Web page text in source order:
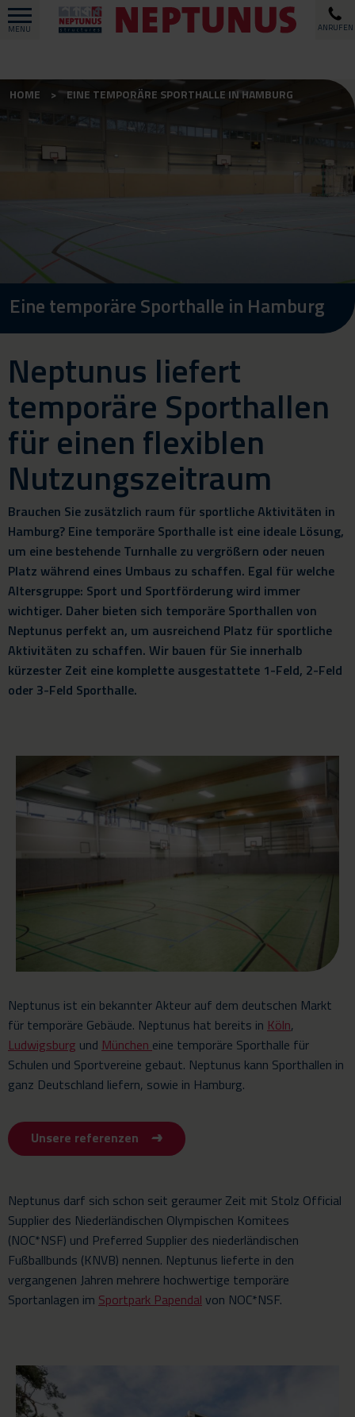
MENU ANRUFEN
HOME EINE TEMPORÄRE SPORTHALLE IN HAMBURG
Eine temporäre Sporthalle in Hamburg
Neptunus liefert
temporäre Sporthallen
für einen flexiblen
Nutzungszeitraum
Brauchen Sie zusätzlich raum für sportliche Aktivitäten in
Hamburg? Eine temporäre Sporthalle ist eine ideale Lösung,
um eine bestehende Turnhalle zu vergrößern oder neuen
Platz während eines Umbaus zu schaffen. Egal für welche
Altersgruppe: Sport und Sportförderung wird immer
wichtiger. Daher bieten sich temporäre Sporthallen von
Neptunus perfekt an, um ausreichend Platz für sportliche
Aktivitäten zu schaffen. Wir bauen für Sie innerhalb
kürzester Zeit eine komplette ausgestattete 1-Feld, 2-Feld
oder 3-Feld Sporthalle.
Neptunus ist ein bekannter Akteur auf dem deutschen Markt
für temporäre Gebäude. Neptunus hat bereits in Köln,
Ludwigsburg und München eine temporäre Sporthalle für
Schulen und Sportvereine gebaut. Neptunus kann Sporthallen in
ganz Deutschland liefern, sowie in Hamburg.
Unsere referenzen
Neptunus darf sich schon seit geraumer Zeit mit Stolz Official
Supplier des Niederländischen Olympischen Komitees
(NOC*NSF) und Preferred Supplier des niederländischen
Fußballbunds (KNVB) nennen. Neptunus lieferte in den
vergangenen Jahren mehrere hochwertige temporäre
Sportanlagen im Sportpark Papendal von NOC*NSF.